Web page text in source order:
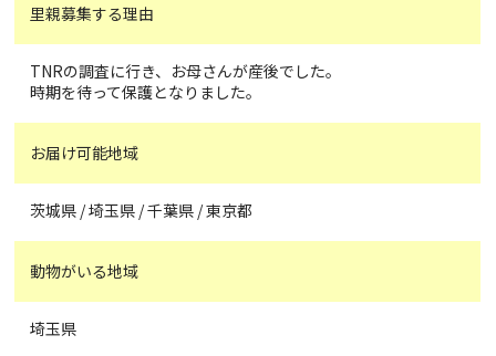
里親募集する理由
TNRの調査に行き、お母さんが産後でした。
時期を待って保護となりました。
お届け可能地域
茨城県 / 埼玉県 / 千葉県 / 東京都
動物がいる地域
埼玉県